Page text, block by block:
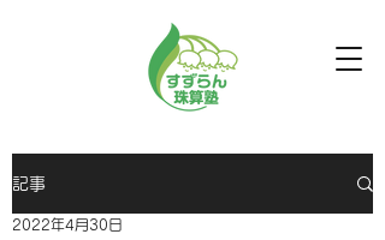
記事
2022年4月30日